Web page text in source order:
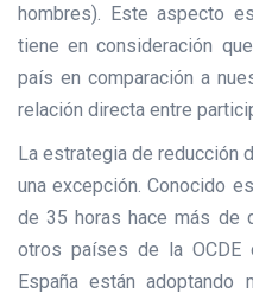
hombres). Este aspecto
tiene en consideración
país en comparación a
relación directa entre
La estrategia de reducción
una excepción. Conocido
de 35 horas hace más de
otros países de la OCDE
España están adoptando